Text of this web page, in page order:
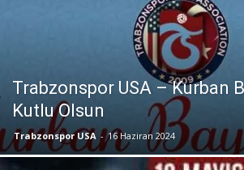
Trabzonspor USA – Kurban
Kutlu Olsun
Trabzonspor USA - 16 Haziran 2024